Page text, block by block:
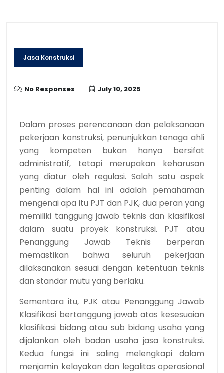
Jasa Konstruksi
No Responses July 10, 2025
Dalam proses perencanaan dan pelaksanaan
pekerjaan konstruksi, penunjukkan tenaga ahli
yang kompeten bukan hanya bersifat
administratif, tetapi merupakan keharusan
yang diatur oleh regulasi. Salah satu aspek
penting dalam hal ini adalah pemahaman
mengenai apa itu PJT dan PJK, dua peran yang
memiliki tanggung jawab teknis dan klasifikasi
dalam suatu proyek konstruksi. PJT atau
Penanggung Jawab Teknis berperan
memastikan bahwa seluruh pekerjaan
dilaksanakan sesuai dengan ketentuan teknis
dan standar mutu yang berlaku.
Sementara itu, PJK atau Penanggung Jawab
Klasifikasi bertanggung jawab atas kesesuaian
klasifikasi bidang atau sub bidang usaha yang
dijalankan oleh badan usaha jasa konstruksi.
Kedua fungsi ini saling melengkapi dalam
menjamin kelayakan dan legalitas operasional